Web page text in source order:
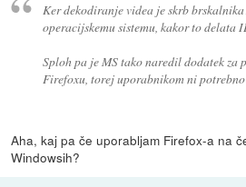
Ker dekodiranje videa je skrb
operacijskemu sistemu, kakor to delata
Sploh pa je MS tako naredil dodatek za
Firefoxu, torej uporabnikom ni potrebno
Aha, kaj pa če uporabljam Firefox-a na
Windowsih?